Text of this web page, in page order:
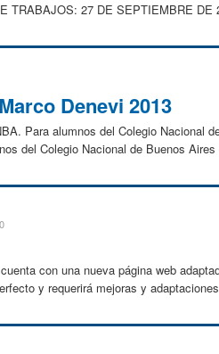
TRABAJOS: 27 DE SEPTIEMBRE DE
Denevi 2013
Para alumnos del Colegio Nacional
del Colegio Nacional de Buenos
con una nueva página web
y requerirá mejoras y